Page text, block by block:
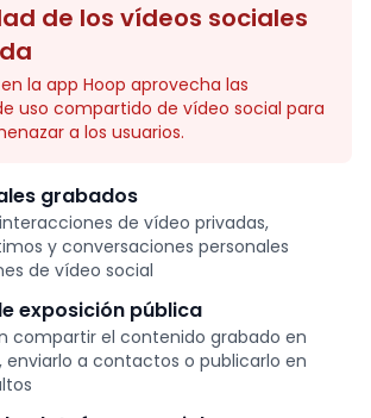
de los vídeos sociales
la app Hoop aprovecha las
uso compartido de vídeo social para
a los usuarios.
grabados
de vídeo privadas,
y conversaciones personales
de vídeo social
exposición pública
compartir el contenido grabado en
enviarlo a contactos o publicarlo en